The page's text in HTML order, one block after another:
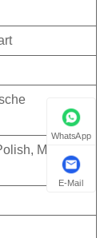
Mirror
WhatsApp
E-Mail